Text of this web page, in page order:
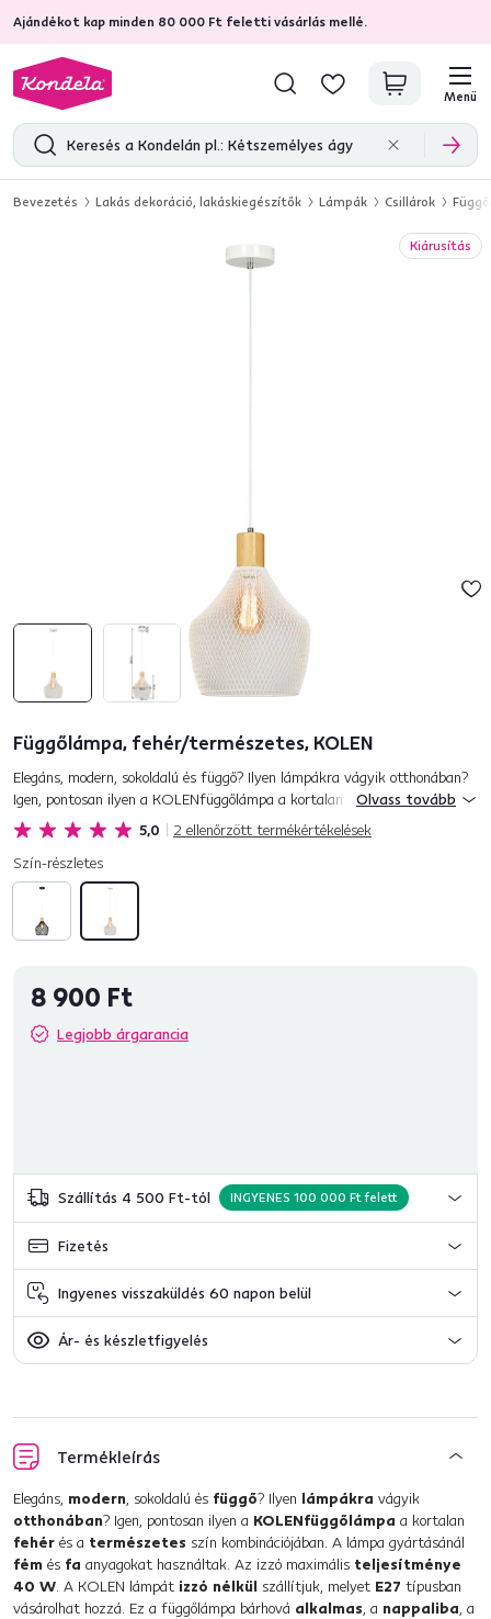
Ajándékot kap minden 80 000 Ft feletti vásárlás mellé.
4,7 31 285 ellenőrzött termékértékelések
Menü
Bevezetés Lakás dekoráció, lakáskiegészítők Lámpák Csillárok
Kiárusítás
Függőlámpa, fehér/természetes, KOLEN
5,0 2 ellenőrzött termékértékelések
Elegáns, modern, sokoldalú és függő? Ilyen lámpákra vágyik otthonában?
Igen, pontosan ilyen a KOLENfüggőlámpa a kortalan fehér és a
természetes szín kombinációjában. A lámpa gyártásánál fém és fa...
Olvass tovább
Szín-részletes
8 900 Ft
Legjobb árgarancia
Szállítás 4 500 Ft-tól INGYENES 100 000 Ft felett
Fizetés
Ingyenes visszaküldés 60 napon belül
Ár- és készletfigyelés
Termékleírás
Elegáns, modern, sokoldalú és függő? Ilyen lámpákra vágyik
otthonában? Igen, pontosan ilyen a KOLENfüggőlámpa a kortalan
fehér és a természetes szín kombinációjában. A lámpa gyártásánál
fém és fa anyagokat használtak. Az izzó maximális teljesítménye
40 W. A KOLEN lámpát izzó nélkül szállítjuk, melyet E27 típusban
vásárolhat hozzá. Ez a függőlámpa bárhová alkalmas, a nappaliba, a